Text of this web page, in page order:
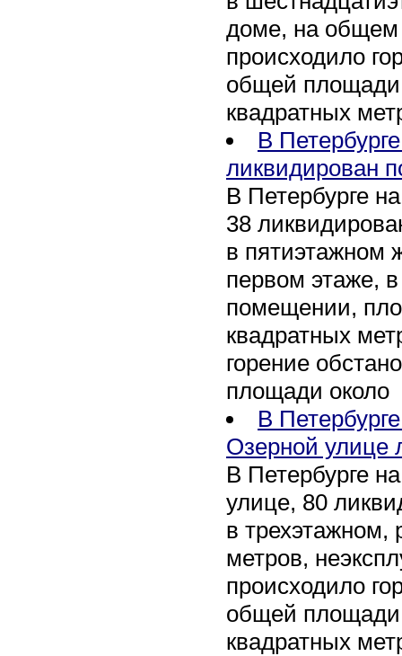
доме, на общем
происходило
общей площади
квадратных
В
ликвидирован
В Петербурге
38
в пятиэтажном
первом этаже,
помещении,
квадратных
горение
площади около
В
Озерной улице
В Петербурге
улице, 80
в трехэтажном,
метров,
происходило
общей площади
квадратных